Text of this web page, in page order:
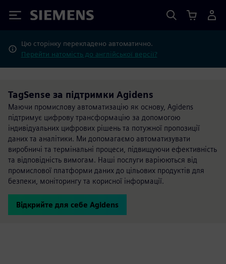
Siemens
Цю сторінку перекладено автоматично.
Перейти натомість до англійської версії?
TagSense за підтримки Agidens
Маючи промислову автоматизацію як основу, Agidens
підтримує цифрову трансформацію за допомогою
індивідуальних цифрових рішень та потужної пропозиції
даних та аналітики. Ми допомагаємо автоматизувати
виробничі та термінальні процеси, підвищуючи ефективність
та відповідність вимогам. Наші послуги варіюються від
промислової платформи даних до цільових продуктів для
безпеки, моніторингу та корисної інформації.
Відкрийте для себе Agidens